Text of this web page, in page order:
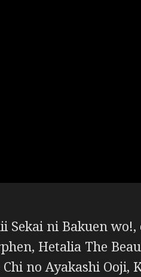
Sekai ni Bakuen wo!,
Hetalia The
no Ayakashi Ooji,